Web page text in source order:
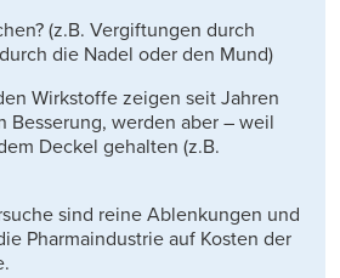
(z.B. Vergiftungen durch
die Nadel oder den Mund)
Wirkstoffe zeigen seit Jahren
Besserung, werden aber – weil
Deckel gehalten (z.B.
sind reine Ablenkungen und
Pharmaindustrie auf Kosten der